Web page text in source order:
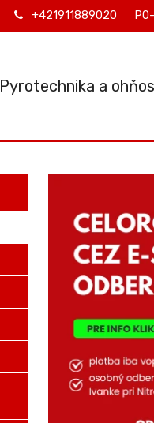
Pyrotechnika a
+421911889020